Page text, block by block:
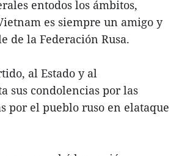
entodos los ámbitos,
es siempre un amigo y
de la Federación Rusa.
al Estado y al
sus condolencias por las
por el pueblo ruso en elataque